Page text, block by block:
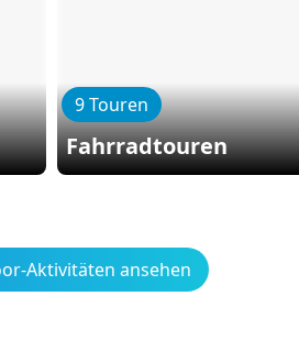
9 Touren
Fahrradtouren
Aktivitäten ansehen